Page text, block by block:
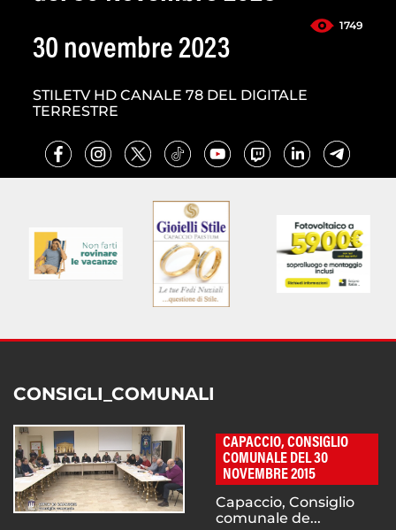
1749
30 novembre 2023
STILETV HD CANALE 78 DEL DIGITALE
TERRESTRE
CONSIGLI_COMUNALI
CAPACCIO, CONSIGLIO
COMUNALE DEL 30
NOVEMBRE 2015
Capaccio, Consiglio
comunale de...